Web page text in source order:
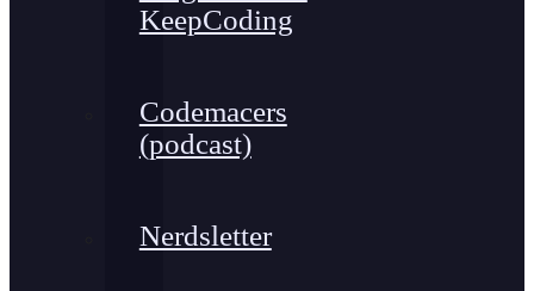
KeepCoding
Codemacers
(podcast)
Nerdsletter